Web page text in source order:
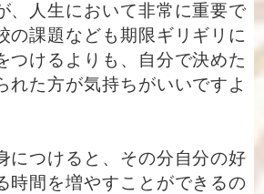
、人生において非常に重要で
の課題なども期限ギリギリに
つけるよりも、自分で決めた
れた方が気持ちがいいですよ
につけると、その分自分の好
時間を増やすことができるの